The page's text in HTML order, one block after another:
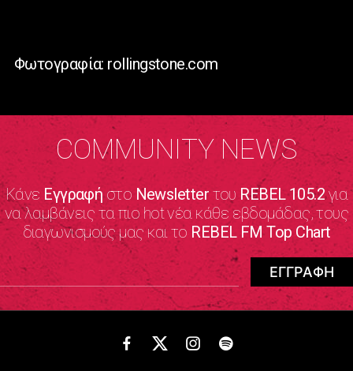
Φωτογραφία: rollingstone.com
COMMUNITY NEWS
Κάνε Εγγραφήστο NewsletterτουREBEL 105.2για
να λαμβάνεις τα πιο hot νέα κάθε εβδομάδας, τους
διαγωνισμούς μας και το REBEL FM Top Chart